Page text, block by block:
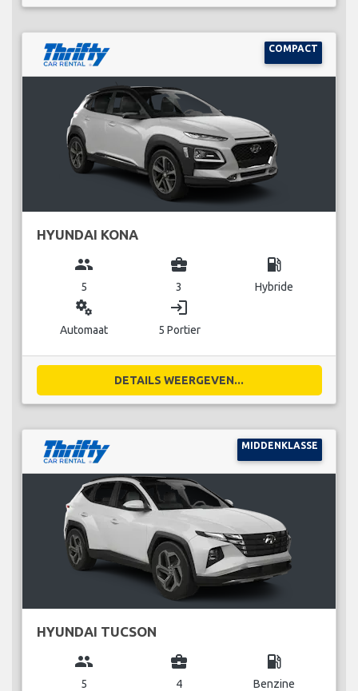
COMPACT
HYUNDAI KONA
group
5
business_center
3
local_gas_station
Hybride
miscellaneous_services
Automaat
login
5 Portier
DETAILS WEERGEVEN...
MIDDENKLASSE
HYUNDAI TUCSON
group
5
business_center
4
local_gas_station
Benzine